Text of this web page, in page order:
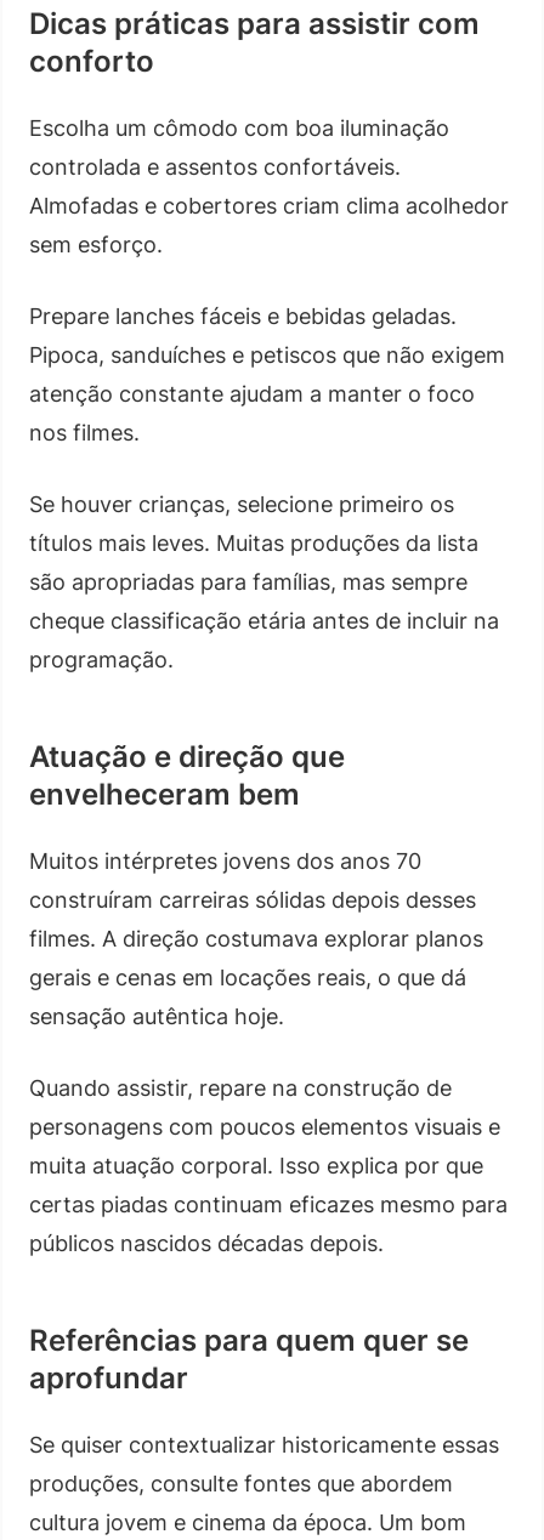
Dicas práticas para assistir com
conforto
Escolha um cômodo com boa iluminação
controlada e assentos confortáveis.
Almofadas e cobertores criam clima acolhedor
sem esforço.
Prepare lanches fáceis e bebidas geladas.
Pipoca, sanduíches e petiscos que não exigem
atenção constante ajudam a manter o foco
nos filmes.
Se houver crianças, selecione primeiro os
títulos mais leves. Muitas produções da lista
são apropriadas para famílias, mas sempre
cheque classificação etária antes de incluir na
programação.
Atuação e direção que
envelheceram bem
Muitos intérpretes jovens dos anos 70
construíram carreiras sólidas depois desses
filmes. A direção costumava explorar planos
gerais e cenas em locações reais, o que dá
sensação autêntica hoje.
Quando assistir, repare na construção de
personagens com poucos elementos visuais e
muita atuação corporal. Isso explica por que
certas piadas continuam eficazes mesmo para
públicos nascidos décadas depois.
Referências para quem quer se
aprofundar
Se quiser contextualizar historicamente essas
produções, consulte fontes que abordem
cultura jovem e cinema da época. Um bom